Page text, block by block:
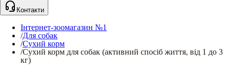
Контакти
Інтернет-зоомагазин №1
/Для собак
/Сухий корм
/Сухий корм для собак (активний спосіб життя, від 1 до 3
кг)